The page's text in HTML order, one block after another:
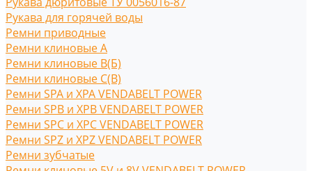
Рукава для горячей воды
Ремни приводные
Ремни клиновые A
Ремни клиновые В(Б)
Ремни клиновые С(B)
Ремни SPA и XPA VENDABELT POWER
Ремни SPB и XPB VENDABELT POWER
Ремни SPC и XPC VENDABELT POWER
Ремни SPZ и XPZ VENDABELT POWER
Ремни зубчатые